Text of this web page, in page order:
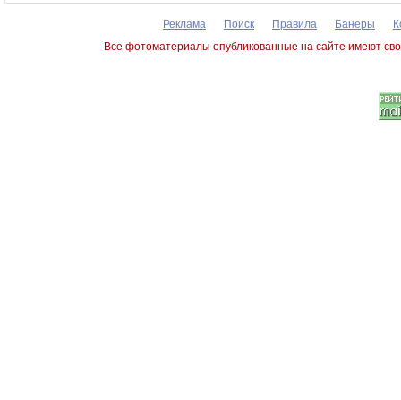
Реклама Поиск Правила Банеры
Все фотоматериалы опубликованные на сайте имеют